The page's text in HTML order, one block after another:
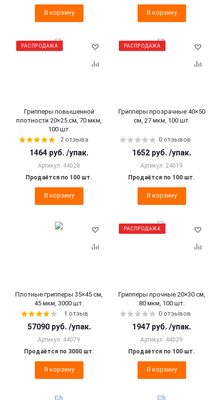
В корзину В корзину
РАСПРОДАЖА
Грипперы повышенной
плотности 20×25 см, 70 мкм,
100 шт.
2 отзыва
1464 руб. /упак.
Артикул: 44028
Продаётся по 100 шт.
В корзину
РАСПРОДАЖА
Грипперы прозрачные 40×50
см, 27 мкм, 100 шт.
0 отзывов
1652 руб. /упак.
Артикул: 24019
Продаётся по 100 шт.
В корзину
Плотные грипперы 35×45 см,
45 мкм, 3000 шт.
1 отзыв
57090 руб. /упак.
Артикул: 44079
Продаётся по 3000 шт.
В корзину
РАСПРОДАЖА
Грипперы прочные 20×30 см,
80 мкм, 100 шт.
0 отзывов
1947 руб. /упак.
Артикул: 44029
Продаётся по 100 шт.
В корзину